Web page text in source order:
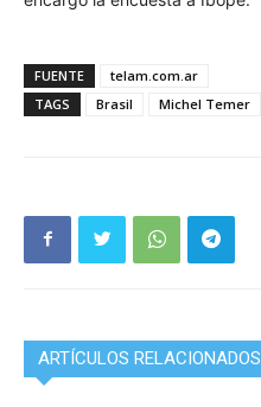
FUENTE
telam.com.ar
TAGS
Brasil Michel Temer
ARTÍCULOS RELACIONADOS